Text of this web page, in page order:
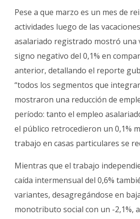
Pese a que marzo es un mes de
actividades luego de las
asalariado registrado mostró una
signo negativo del 0,1% en
anterior, detallando el reporte
“todos los segmentos que
mostraron una reducción de
período: tanto el empleo
el público retrocedieron un 0,1%
trabajo en casas particulares se
Mientras que el trabajo
caída intermensual del 0,6%
variantes, desagregándose en
monotributo social con un -2,1%,